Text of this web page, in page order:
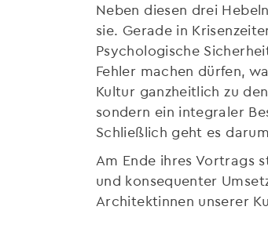
Neben diesen drei
sie. Gerade in
Psychologische
Fehler machen dürfen,
Kultur ganzheitlich zu
sondern ein integraler
Schließlich geht es
Am Ende ihres Vortrags
und konsequenter
Architektinnen unserer